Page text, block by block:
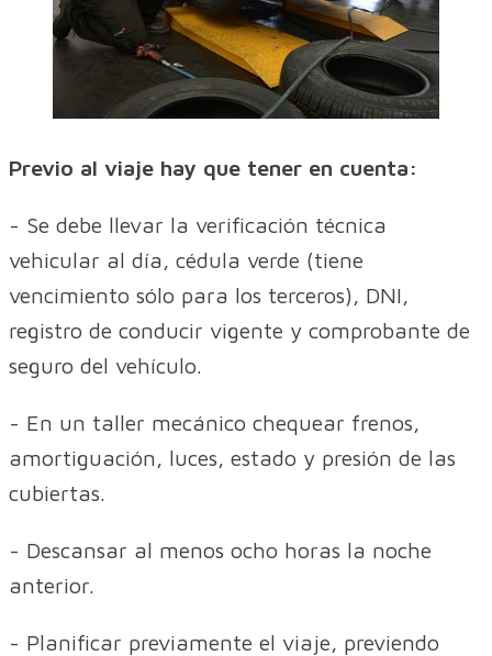
Previo al viaje hay que tener en cuenta:
- Se debe llevar la verificación técnica
vehicular al día, cédula verde (tiene
vencimiento sólo para los terceros), DNI,
registro de conducir vigente y comprobante de
seguro del vehículo.
- En un taller mecánico chequear frenos,
amortiguación, luces, estado y presión de las
cubiertas.
- Descansar al menos ocho horas la noche
anterior.
- Planificar previamente el viaje, previendo